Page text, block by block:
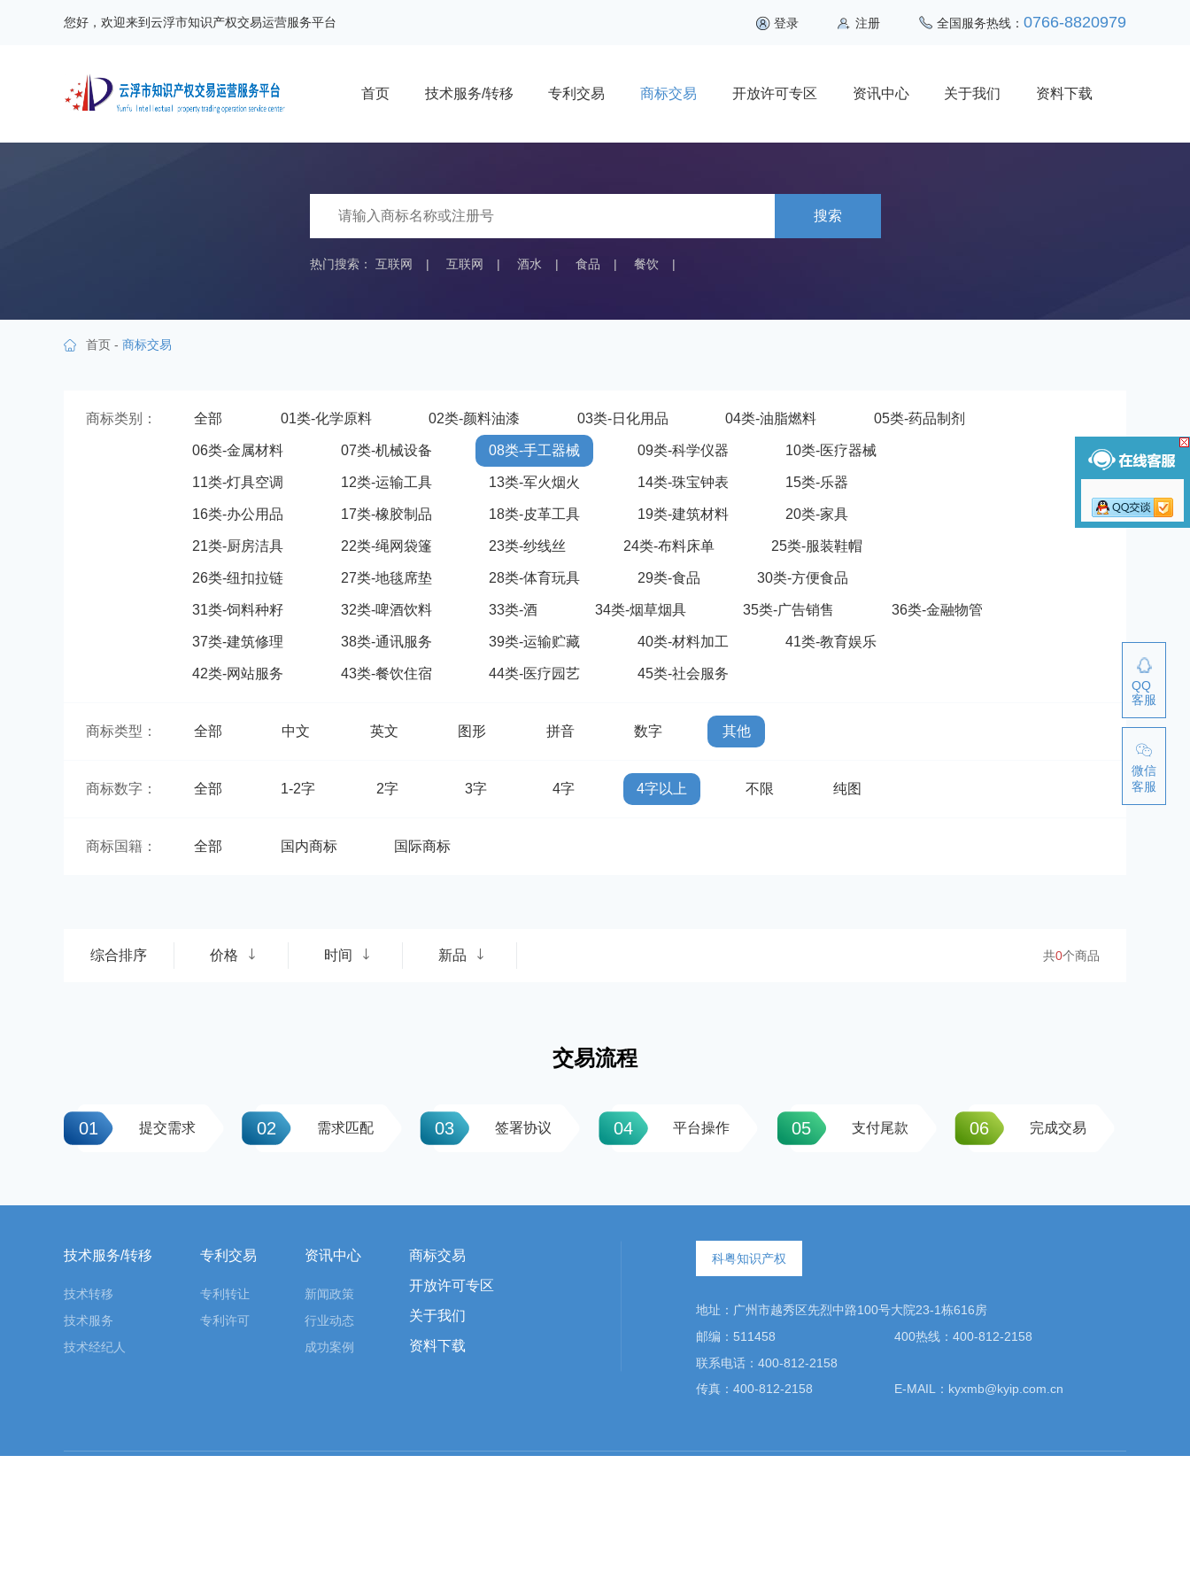
您好，欢迎来到云浮市知识产权交易运营服务平台 登录 注册 全国服务热线： 0766-8820979
首页 技术服务/转移 专利交易 商标交易 开放许可专区 资讯中心 关于我们 资料下载
搜索
热门搜索： 互联网 | 互联网 | 酒水 | 食品 | 餐饮 |
首页 - 商标交易
商标类别： 全部 01类-化学原料 02类-颜料油漆 03类-日化用品 04类-油脂燃料 05类-药品制剂
06类-金属材料 07类-机械设备 08类-手工器械 09类-科学仪器 10类-医疗器械
11类-灯具空调 12类-运输工具 13类-军火烟火 14类-珠宝钟表 15类-乐器
16类-办公用品 17类-橡胶制品 18类-皮革工具 19类-建筑材料 20类-家具
21类-厨房洁具 22类-绳网袋篷 23类-纱线丝 24类-布料床单 25类-服装鞋帽
26类-纽扣拉链 27类-地毯席垫 28类-体育玩具 29类-食品 30类-方便食品
31类-饲料种籽 32类-啤酒饮料 33类-酒 34类-烟草烟具 35类-广告销售 36类-金融物管
37类-建筑修理 38类-通讯服务 39类-运输贮藏 40类-材料加工 41类-教育娱乐
42类-网站服务 43类-餐饮住宿 44类-医疗园艺 45类-社会服务
商标类型： 全部 中文 英文 图形 拼音 数字 其他
商标数字： 全部 1-2字 2字 3字 4字 4字以上 不限 纯图
商标国籍： 全部 国内商标 国际商标
综合排序 价格 时间 新品 共0个商品
交易流程
01 提交需求 02 需求匹配 03 签署协议 04 平台操作 05 支付尾款 06 完成交易
技术服务/转移
技术转移
技术服务
技术经纪人
专利交易
专利转让
专利许可
资讯中心
新闻政策
行业动态
成功案例
商标交易
开放许可专区
关于我们
资料下载
科粤知识产权
地址：广州市越秀区先烈中路100号大院23-1栋616房
邮编：511458
400热线：400-812-2158
联系电话：400-812-2158
传真：400-812-2158
E-MAIL：kyxmb@kyip.com.cn
QQ
客服
微信
客服